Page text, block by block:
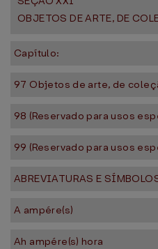
OBJETOS DE ARTE, DE
Capítulo:
97 Objetos de arte, de
98 (Reservado para usos
99 (Reservado para usos
ABREVIATURAS E
A ampére(s)
Ah ampére(s) hora